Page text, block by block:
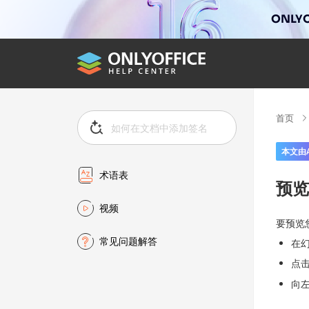
术语表
视频
常见问题解答
首页
本文由
预
要预览
在
点
向